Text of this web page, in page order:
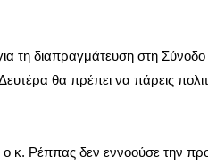
τη διαπραγμάτευση στη
θα πρέπει να πάρεις
ο κ. Ρέππας δεν εννοούσε την